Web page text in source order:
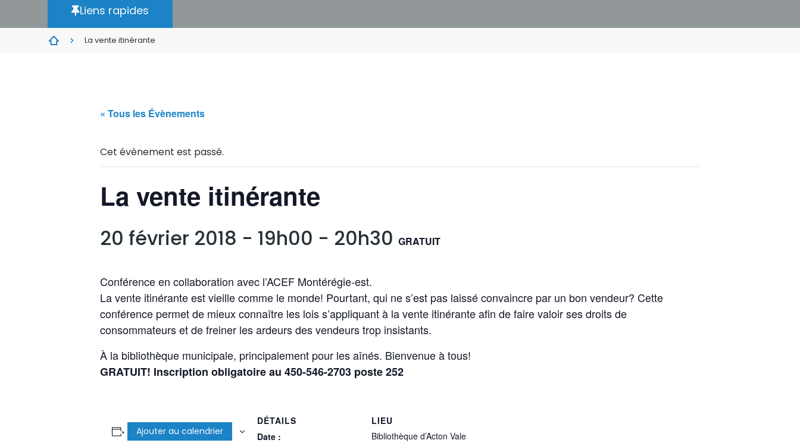
Liens rapides
La vente itinérante
« Tous les Évènements
Cet évènement est passé.
La vente itinérante
20 février 2018 - 19h00 - 20h30 GRATUIT
Conférence en collaboration avec l’ACEF Montérégie-est.
La vente itinérante est vieille comme le monde! Pourtant, qui ne s’est pas laissé convaincre par un bon vendeur? Cette
conférence permet de mieux connaître les lois s’appliquant à la vente itinérante afin de faire valoir ses droits de
consommateurs et de freiner les ardeurs des vendeurs trop insistants.
À la bibliothèque municipale, principalement pour les aînés. Bienvenue à tous!
GRATUIT! Inscription obligatoire au 450-546-2703 poste 252
Ajouter au calendrier
DÉTAILS
Date :
LIEU
Bibliothèque d’Acton Vale